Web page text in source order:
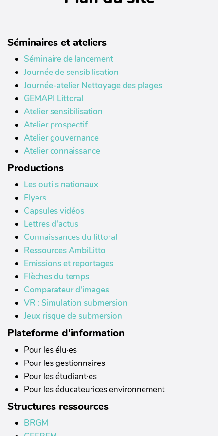
Séminaires et ateliers
Séminaire de lancement
Journée de sensibilisation
Journée-atelier Nettoyage des plages
GEMAPI Littoral
Atelier sensibilisation
Atelier prospectif
Atelier gouvernance
Atelier connaissance
Productions
Les outils nationaux
Flyers
Capsules vidéos
Lettres d'actus
Connaissances du littoral
Ressources AmbiLitto
Emissions et reportages
Flèches du temps
Comparateur d'images
VR : Simulation submersion
Jeux risque de submersion
Plateforme d'information
Pour les élu·es
Pour les gestionnaires
Pour les étudiant·es
Pour les éducateurices environnement
Structures ressources
BRGM